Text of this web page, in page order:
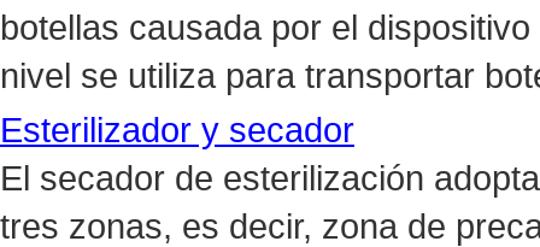
botellas causada por el
nivel se utiliza para transportar
Esterilizador y secador
El secador de esterilización
tres zonas, es decir, zona de